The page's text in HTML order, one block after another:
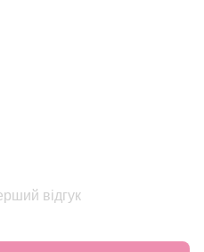
відгук